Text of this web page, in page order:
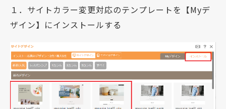
１．サイトカラー変更対応のテンプレートを【Myデ
ザイン】にインストールする